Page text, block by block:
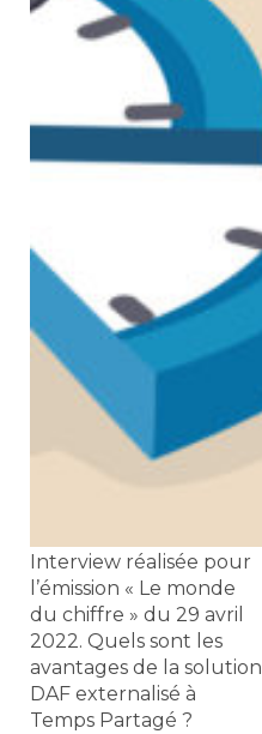
Interview réalisée pour
l’émission « Le monde
du chiffre » du 29 avril
2022. Quels sont les
avantages de la solution
DAF externalisé à
Temps Partagé ?